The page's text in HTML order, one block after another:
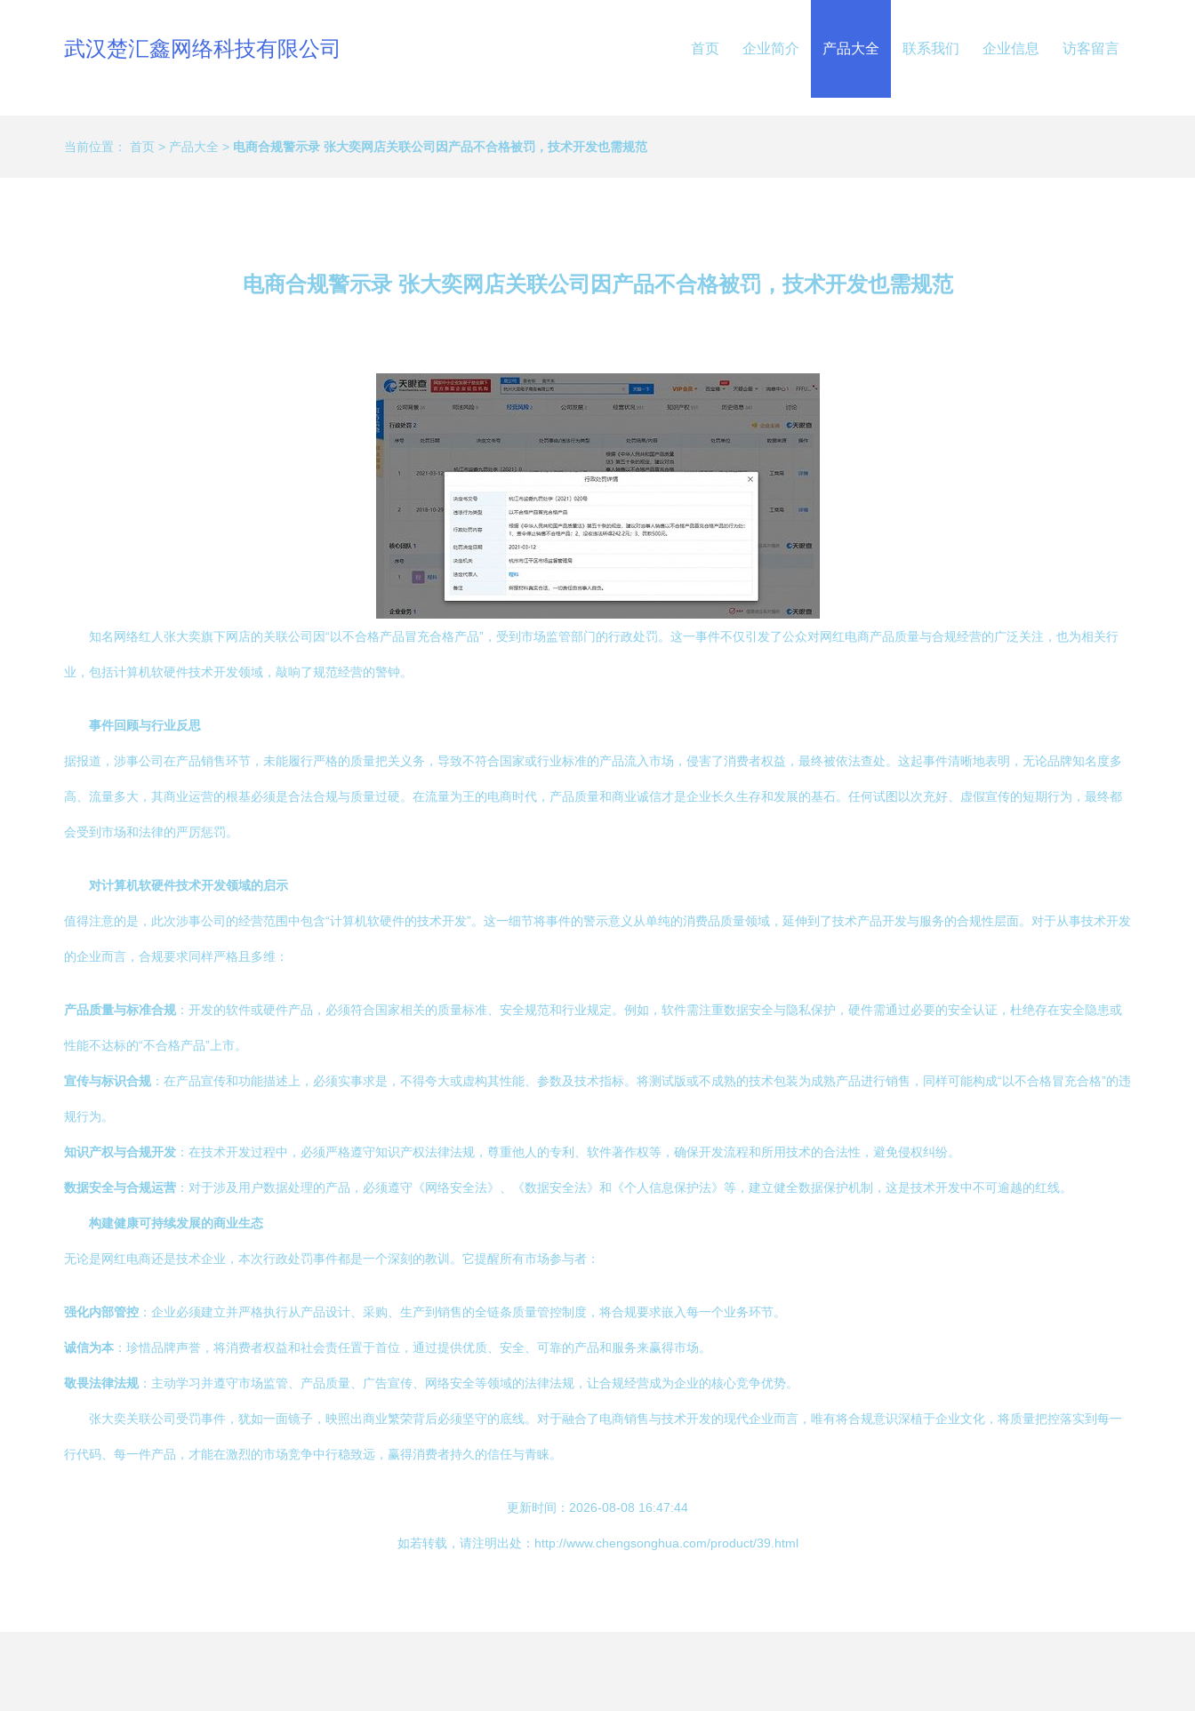
武汉楚汇鑫网络科技有限公司 首页 企业简介 产品大全 联系我们 企业信息 访客留言
当前位置： 首页 > 产品大全 > 电商合规警示录 张大奕网店关联公司因产品不合格被罚，技术开发也需规范
电商合规警示录 张大奕网店关联公司因产品不合格被罚，技术开发也需规范
知名网络红人张大奕旗下网店的关联公司因“以不合格产品冒充合格产品”，受到市场监管部门的行政处罚。这一事件不仅引发了公众对网红电商产品质量与合规经营的广泛关注，也为相关行
业，包括计算机软硬件技术开发领域，敲响了规范经营的警钟。
事件回顾与行业反思
据报道，涉事公司在产品销售环节，未能履行严格的质量把关义务，导致不符合国家或行业标准的产品流入市场，侵害了消费者权益，最终被依法查处。这起事件清晰地表明，无论品牌知名度多
高、流量多大，其商业运营的根基必须是合法合规与质量过硬。在流量为王的电商时代，产品质量和商业诚信才是企业长久生存和发展的基石。任何试图以次充好、虚假宣传的短期行为，最终都
会受到市场和法律的严厉惩罚。
对计算机软硬件技术开发领域的启示
值得注意的是，此次涉事公司的经营范围中包含“计算机软硬件的技术开发”。这一细节将事件的警示意义从单纯的消费品质量领域，延伸到了技术产品开发与服务的合规性层面。对于从事技术开发
的企业而言，合规要求同样严格且多维：
产品质量与标准合规 ：开发的软件或硬件产品，必须符合国家相关的质量标准、安全规范和行业规定。例如，软件需注重数据安全与隐私保护，硬件需通过必要的安全认证，杜绝存在安全隐患或
性能不达标的“不合格产品”上市。
宣传与标识合规 ：在产品宣传和功能描述上，必须实事求是，不得夸大或虚构其性能、参数及技术指标。将测试版或不成熟的技术包装为成熟产品进行销售，同样可能构成“以不合格冒充合格”的违
规行为。
知识产权与合规开发 ：在技术开发过程中，必须严格遵守知识产权法律法规，尊重他人的专利、软件著作权等，确保开发流程和所用技术的合法性，避免侵权纠纷。
数据安全与合规运营 ：对于涉及用户数据处理的产品，必须遵守《网络安全法》、《数据安全法》和《个人信息保护法》等，建立健全数据保护机制，这是技术开发中不可逾越的红线。
构建健康可持续发展的商业生态
无论是网红电商还是技术企业，本次行政处罚事件都是一个深刻的教训。它提醒所有市场参与者：
强化内部管控 ：企业必须建立并严格执行从产品设计、采购、生产到销售的全链条质量管控制度，将合规要求嵌入每一个业务环节。
诚信为本 ：珍惜品牌声誉，将消费者权益和社会责任置于首位，通过提供优质、安全、可靠的产品和服务来赢得市场。
敬畏法律法规 ：主动学习并遵守市场监管、产品质量、广告宣传、网络安全等领域的法律法规，让合规经营成为企业的核心竞争优势。
张大奕关联公司受罚事件，犹如一面镜子，映照出商业繁荣背后必须坚守的底线。对于融合了电商销售与技术开发的现代企业而言，唯有将合规意识深植于企业文化，将质量把控落实到每一
行代码、每一件产品，才能在激烈的市场竞争中行稳致远，赢得消费者持久的信任与青睐。
更新时间：2026-08-08 16:47:44
如若转载，请注明出处：http://www.chengsonghua.com/product/39.html